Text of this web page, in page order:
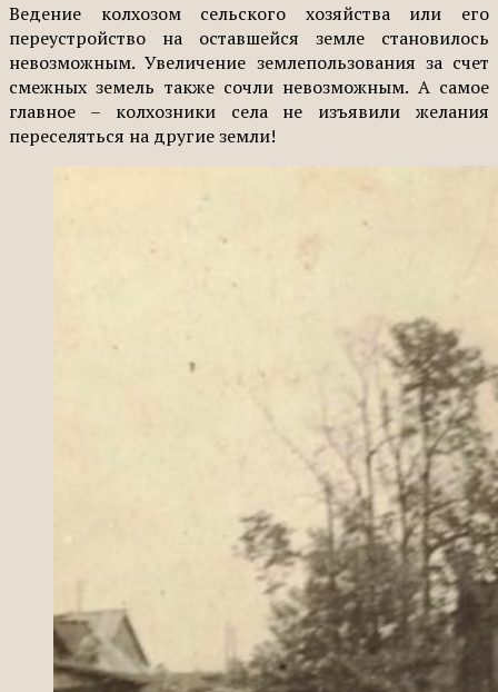
Ведение колхозом сельского хозяйства или его
переустройство на оставшейся земле становилось
невозможным. Увеличение землепользования за счет
смежных земель также сочли невозможным. А самое
главное – колхозники села не изъявили желания
переселяться на другие земли!